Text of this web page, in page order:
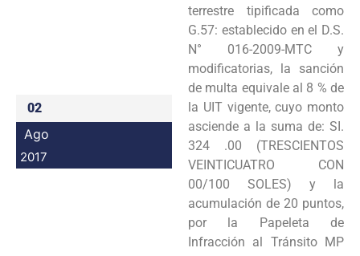
02
Ago
2017
terrestre tipificada como
G.57: establecido en el D.S.
N° 016-2009-MTC y
modificatorias, la sanción
de multa equivale al 8 % de
la UIT vigente, cuyo monto
asciende a la suma de: SI.
324 .00 (TRESCIENTOS
VEINTICUATRO CON
00/100 SOLES) y la
acumulación de 20 puntos,
por la Papeleta de
Infracción al Tránsito MP